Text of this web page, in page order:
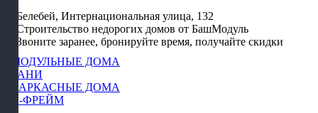
Белебей, Интернациональная улица, 132
Строительство недорогих домов от БашМодуль
Звоните заранее, бронируйте время, получайте скидки
МОДУЛЬНЫЕ ДОМА
БАНИ
КАРКАСНЫЕ ДОМА
А-ФРЕЙМ